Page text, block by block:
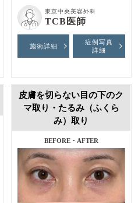
東京中央美容外科
TCB医師
施術詳細
症例写真
詳細
皮膚を切らない目の下のク
マ取り・たるみ（ふくら
み）取り
BEFORE・AFTER